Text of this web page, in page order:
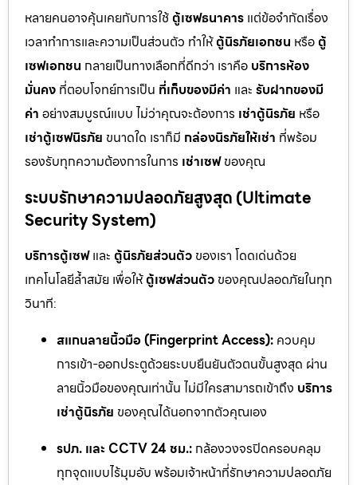
หลายคนอาจคุ้นเคยกับการใช้ ตู้เซฟธนาคาร แต่ข้อจำกัดเรื่อง
เวลาทำการและความเป็นส่วนตัว ทำให้ตู้นิรภัยเอกชน หรือ ตู้
เซฟเอกชน กลายเป็นทางเลือกที่ดีกว่า เราคือ บริการห้อง
มั่นคง ที่ตอบโจทย์การเป็น ที่เก็บของมีค่า และ รับฝากของมี
ค่า อย่างสมบูรณ์แบบ ไม่ว่าคุณจะต้องการ เช่าตู้นิรภัย หรือ
เช่าตู้เซฟนิรภัย ขนาดใด เราก็มี กล่องนิรภัยให้เช่า ที่พร้อม
รองรับทุกความต้องการในการ เช่าเซฟของคุณ
ระบบรักษาความปลอดภัยสูงสุด (Ultimate
Security System)
บริการตู้เซฟและ ตู้นิรภัยส่วนตัว ของเรา โดดเด่นด้วย
เทคโนโลยีล้ำสมัย เพื่อให้ตู้เซฟส่วนตัว ของคุณปลอดภัยในทุก
วินาที:
สแกนลายนิ้วมือ (Fingerprint Access): ควบคุม
การเข้า-ออกประตูด้วยระบบยืนยันตัวตนขั้นสูงสุด ผ่าน
ลายนิ้วมือของคุณเท่านั้น ไม่มีใครสามารถเข้าถึง บริการ
เช่าตู้นิรภัย ของคุณได้นอกจากตัวคุณเอง
รปภ. และ CCTV 24 ชม.: กล้องวงจรปิดครอบคลุม
ทุกจุดแบบไร้มุมอับ พร้อมเจ้าหน้าที่รักษาความปลอดภัย